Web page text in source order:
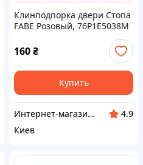
Клинподпорка двери Стопа
FABE Розовый, 76P1E5038M
160₴
Купить
Интернет-магазин "SmartShop"
4.9
Киев